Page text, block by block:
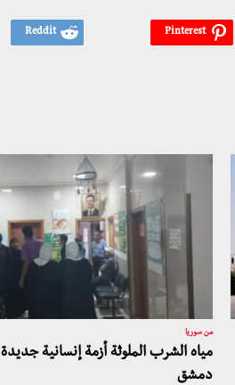
من سوريا
مياه الشرب الملوثة أزمة إنسانية
دمشق